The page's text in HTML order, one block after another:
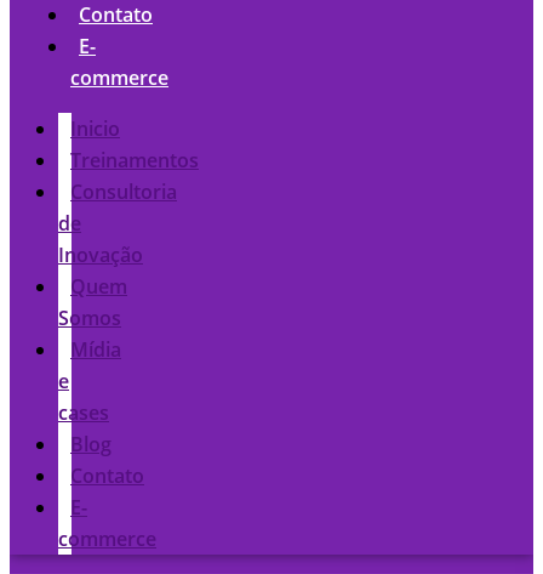
Contato
E-
commerce
Inicio
Treinamentos
Consultoria
de
Inovação
Quem
Somos
Mídia
e
cases
Blog
Contato
E-
commerce